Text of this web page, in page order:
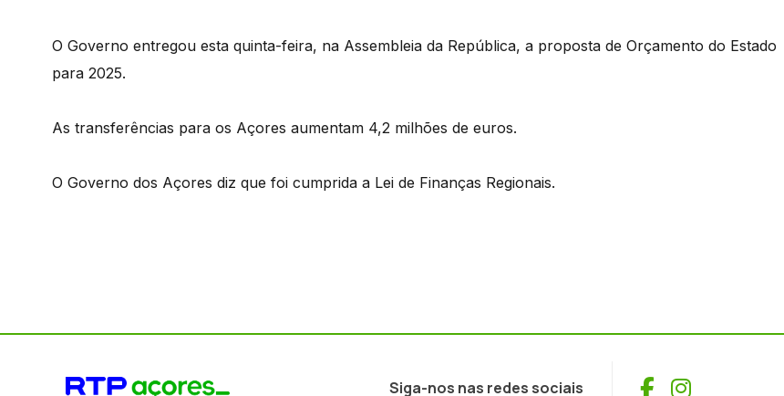
O Governo entregou esta quinta-feira, na Assembleia da República, a proposta de Orçamento do Estado
para 2025.
As transferências para os Açores aumentam 4,2 milhões de euros.
O Governo dos Açores diz que foi cumprida a Lei de Finanças Regionais.
Siga-nos nas redes sociais Facebook
Instagram